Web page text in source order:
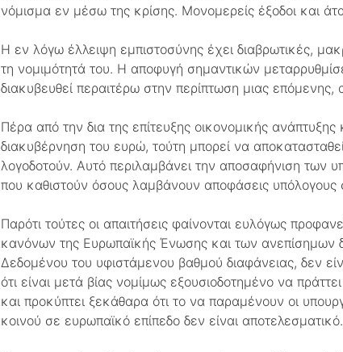
νόμισμα εν μέσω της κρίσης. Μονομερείς έξοδοι και
Η εν λόγω έλλειψη εμπιστοσύνης έχει διαβρωτικές,
τη νομιμότητά του. Η αποφυγή σημαντικών
διακυβευθεί περαιτέρω στην περίπτωση μιας επόμενης,
Πέρα από την δια της επίτευξης οικονομικής
διακυβέρνηση του ευρώ, τούτη μπορεί να
λογοδοτούν. Αυτό περιλαμβάνει την αποσαφήνιση
που καθιστούν όσους λαμβάνουν αποφάσεις υπόλογους
Παρότι τούτες οι απαιτήσεις φαίνονται ευλόγως
κανόνων της Ευρωπαϊκής Ένωσης και των
Δεδομένου του υφιστάμενου βαθμού διαφάνειας, δεν
ότι είναι μετά βίας νομίμως εξουσιοδοτημένο να
και προκύπτει ξεκάθαρα ότι το να παραμένουν οι
κοινού σε ευρωπαϊκό επίπεδο δεν είναι αποτελεσματικό.